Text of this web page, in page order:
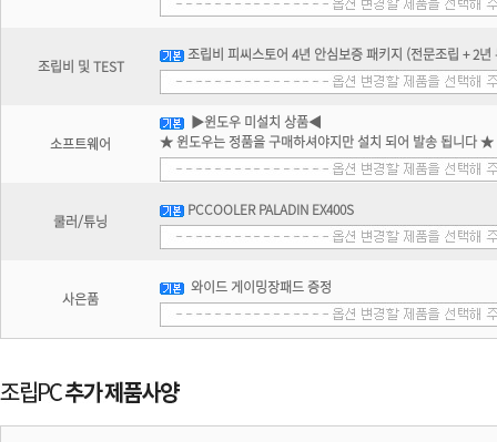
조립비 및 TEST
조립비 피씨스토어 4년 안심보증 패키지 (전문조립 + 2
소프트웨어
▶윈도우 미설치 상품◀
★ 윈도우는 정품을 구매하셔야지만 설치 되어 발송 됩니다 ★
쿨러/튜닝
PCCOOLER PALADIN EX400S
사은품
와이드 게이밍장패드 증정